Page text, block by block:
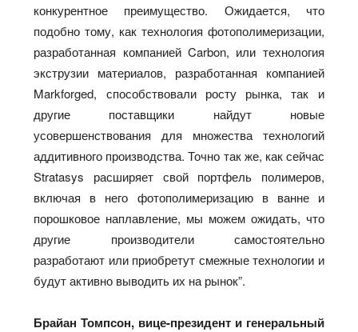
конкурентное преимущество. Ожидается, что
подобно тому, как технология фотополимеризации,
разработанная компанией Carbon, или технология
экструзии материалов, разработанная компанией
Markforged, способствовали росту рынка, так и
другие поставщики найдут новые
усовершенствования для множества технологий
аддитивного производства. Точно так же, как сейчас
Stratasys расширяет свой портфель полимеров,
включая в него фотополимеризацию в ванне и
порошковое наплавление, мы можем ожидать, что
другие производители самостоятельно
разработают или приобретут смежные технологии и
будут активно выводить их на рынок”.
Брайан Томпсон, вице-президент и генеральный